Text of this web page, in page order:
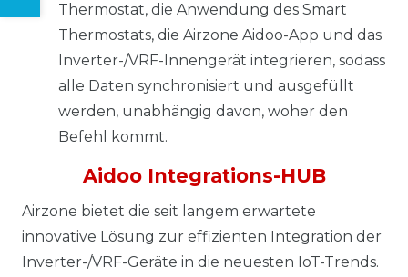
Thermostat, die Anwendung des Smart
Thermostats, die Airzone Aidoo-App und das
Inverter-/VRF-Innengerät integrieren, sodass
alle Daten synchronisiert und ausgefüllt
werden, unabhängig davon, woher den
Befehl kommt.
Aidoo Integrations-HUB
Airzone bietet die seit langem erwartete
innovative Lösung zur effizienten Integration der
Inverter-/VRF-Geräte in die neuesten IoT-Trends.